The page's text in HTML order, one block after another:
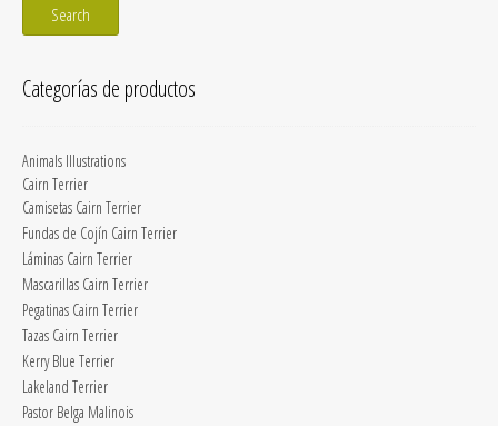
Search
Categorías de productos
Animals Illustrations
Cairn Terrier
Camisetas Cairn Terrier
Fundas de Cojín Cairn Terrier
Láminas Cairn Terrier
Mascarillas Cairn Terrier
Pegatinas Cairn Terrier
Tazas Cairn Terrier
Kerry Blue Terrier
Lakeland Terrier
Pastor Belga Malinois